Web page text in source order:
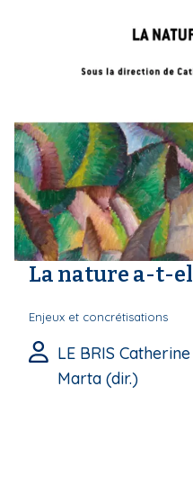
La nature a-t-
Enjeux et concrétisations
LE BRIS
Marta (dir.)